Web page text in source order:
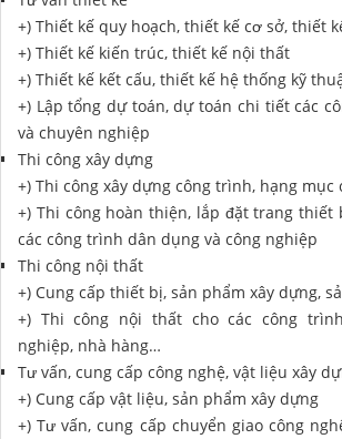
+) Thiết kế quy hoạch, thiết kế cơ sở, thiết
+) Thiết kế kiến trúc, thiết kế nội thất
+) Thiết kế kết cấu, thiết kế hệ thống kỹ
+) Lập tổng dự toán, dự toán chi tiết các
và chuyên nghiệp
Thi công xây dựng
+) Thi công xây dựng công trình, hạng mục
+) Thi công hoàn thiện, lắp đặt trang thiết
các công trình dân dụng và công nghiệp
Thi công nội thất
+) Cung cấp thiết bị, sản phẩm xây dựng,
+) Thi công nội thất cho các công
nghiệp, nhà hàng…
Tư vấn, cung cấp công nghệ, vật liệu xây
+) Cung cấp vật liệu, sản phẩm xây dựng
+) Tư vấn, cung cấp chuyển giao công